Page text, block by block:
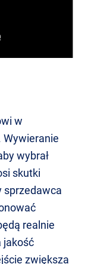
w
Wywieranie
wybrał
skutki
sprzedawca
realnie
jakość
zwiększa